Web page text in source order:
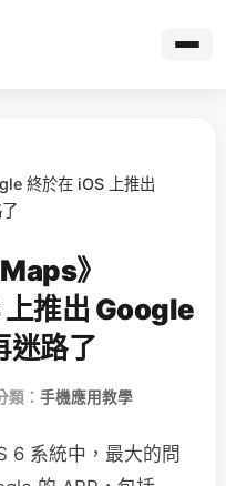
終於在 iOS 上推出
》
推出 Google
迷路了
類： 手機應用教學
6 系統中，最大的問